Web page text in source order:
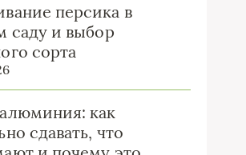
персика в
саду и выбор
сорта
как
сдавать, что